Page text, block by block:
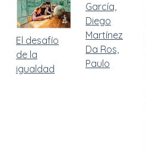
El desafío
de la
igualdad
García,
Diego
Martínez
Da Ros,
Paulo